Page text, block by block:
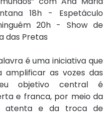
18h - Espetáculo
20h - Show de
das Pretas
é uma iniciativa que
amplificar as vozes das
objetivo central é
e franca, por meio da
atenta e da troca de